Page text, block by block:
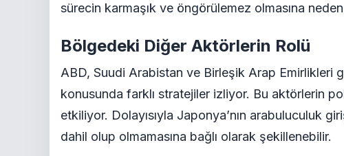
sürecin karmaşık ve öngörülemez olmasına
Bölgedeki Diğer Aktörlerin Rolü
ABD, Suudi Arabistan ve Birleşik Arap Emirlikleri
konusunda farklı stratejiler izliyor. Bu aktörlerin
etkiliyor. Dolayısıyla Japonya’nın arabuluculuk
dahil olup olmamasına bağlı olarak şekillenebilir.